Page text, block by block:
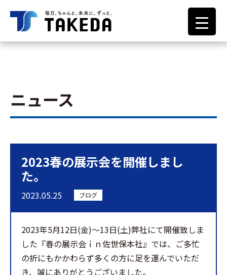
ニュース
2023春の展示会を開催しまし
た。
2023.05.25 ブログ
2023年5月12日(金)～13日(土)弊社にて開催致しま
した『春の展示会ｉｎ佐世保本社』では、ご多忙
の折にもかかわらず多くの方に足を運んでいただ
き、誠にありがとうございました。